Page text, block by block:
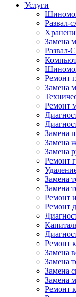
Услуги
Развал-
Замена
Развал-
Ремонт
Замена
Ремонт
Замена
Замена
Замена
Ремонт
Замена
Замена
Ремонт
Ремонт
Ремонт
Замена
Замена
Замена
Замена
Ремонт